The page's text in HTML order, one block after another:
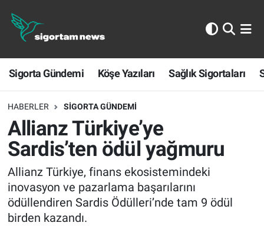
Sigorta Gündemi Köşe Yazıları Sağlık Sigortaları
HABERLER SIGORTA GÜNDEMI
Allianz Türkiye’ye
Sardis’ten ödül yağmuru
Allianz Türkiye, finans ekosistemindeki
inovasyon ve pazarlama başarılarını
ödüllendiren Sardis Ödülleri’nde tam 9 ödül
birden kazandı.
Sigorta Gündemi
Köşe Yazıları
Sağlık Sigortaları
Sporun Sigortası
Ekonomi